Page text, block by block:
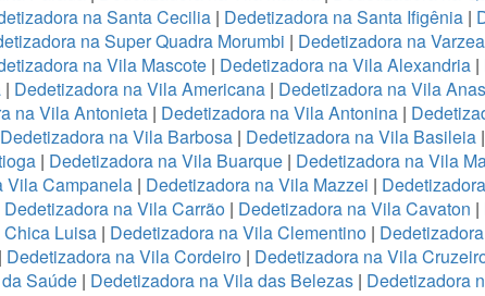
na Santa Cecilia| Dedetizadora na Santa Ifigênia |
na Super Quadra Morumbi | Dedetizadora na
na Vila Mascote | Dedetizadora na Vila Alexandria |
| Dedetizadora na Vila Americana| Dedetizadora na Vila
na Vila Antonieta | Dedetizadora na Vila Antonina |
Dedetizadora na Vila Barbosa | Dedetizadora na Vila Basileia |
| Dedetizadora na Vila Buarque| Dedetizadora na Vila
Vila Campanela | Dedetizadora na Vila Mazzei |
Dedetizadora na Vila Carrão| Dedetizadora na Vila Cavaton |
Luisa | Dedetizadora na Vila Clementino|
Dedetizadora na Vila Cordeiro| Dedetizadora na Vila
Saúde| Dedetizadora na Vila das Belezas| Dedetizadora